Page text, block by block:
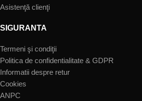
Asistenţă clienţi
SIGURANTA
Termeni şi condiţii
Politica de confidentialitate & GDPR
Informatii despre retur
Cookies
ANPC